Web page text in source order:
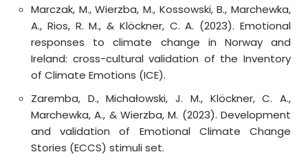
Marczak, M., Wierzba, M., Kossowski, B., Marchewka,
A., Rios, R. M., & Klöckner, C. A. (2023). Emotional
responses to climate change in Norway and
Ireland: cross-cultural validation of the Inventory
of Climate Emotions (ICE).
Zaremba, D., Michałowski, J. M., Klöckner, C. A.,
Marchewka, A., & Wierzba, M. (2023). Development
and validation of Emotional Climate Change
Stories (ECCS) stimuli set.